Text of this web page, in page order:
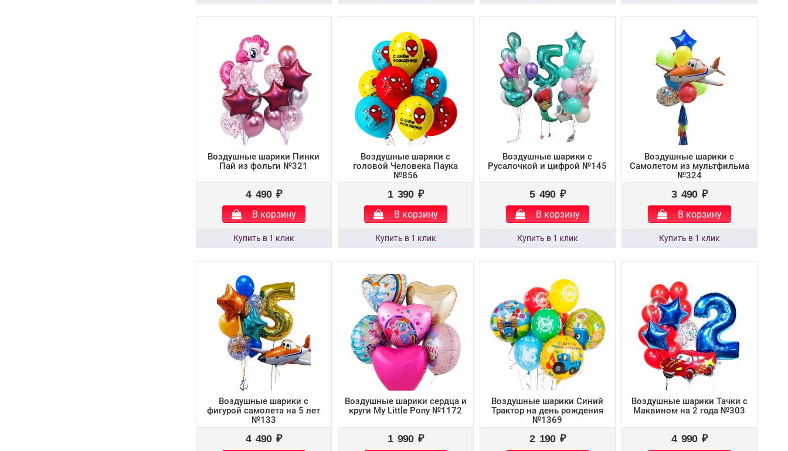
Воздушные шарики Пинки
Пай из фольги №321
4 490 ₽
В корзину
Воздушные шарики с
головой Человека Паука
№856
1 390 ₽
В корзину
Воздушные шарики с
Русалочкой и цифрой №145
5 490 ₽
В корзину
Воздушные шарики с
Самолетом из мультфильма
№324
3 490 ₽
В корзину
Воздушные шарики с
фигурой самолета на 5 лет
№133
4 490 ₽
Воздушные шарики сердца и
круги My Little Pony №1172
1 990 ₽
Воздушные шарики Синий
Трактор на день рождения
№1369
2 190 ₽
Воздушные шарики Тачки с
Маквином на 2 года №303
4 990 ₽